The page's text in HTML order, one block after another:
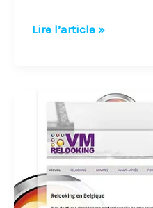
Lire l’article »
Création
site
internet
pour
VM